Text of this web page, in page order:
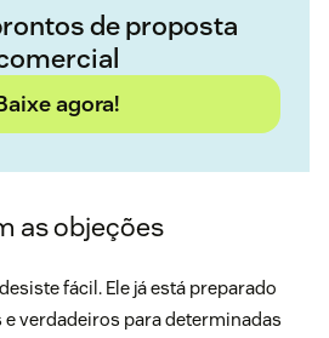
de proposta
agora!
as objeções
fácil. Ele já está preparado
verdadeiros para determinadas